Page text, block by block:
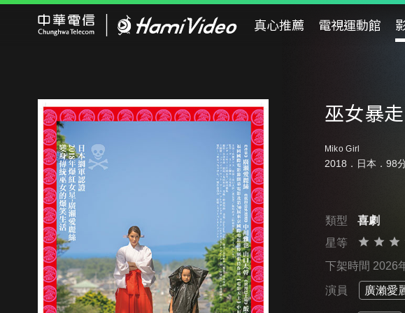
真心推薦 電視運動館
巫女暴
Miko Girl
2018．日本．98
類型
喜劇
星等
下架時間 2026
演員 廣瀨愛